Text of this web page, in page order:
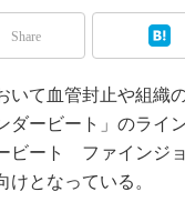
ルド
展
ト開発
ツール
タ
ツインとCAE
Share
いて血管封止や組織
ダービート」のライ
ビート ファインジョ
となっている。